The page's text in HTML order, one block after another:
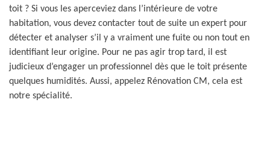
toit ? Si vous les aperceviez dans l’intérieure de votre
habitation, vous devez contacter tout de suite un expert pour
détecter et analyser s’il y a vraiment une fuite ou non tout en
identifiant leur origine. Pour ne pas agir trop tard, il est
judicieux d’engager un professionnel dès que le toit présente
quelques humidités. Aussi, appelez Rénovation CM, cela est
notre spécialité.